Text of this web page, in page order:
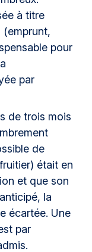
à titre
(emprunt,
pour
par
de trois mois
de
était en
et que son
la
écartée. Une
par